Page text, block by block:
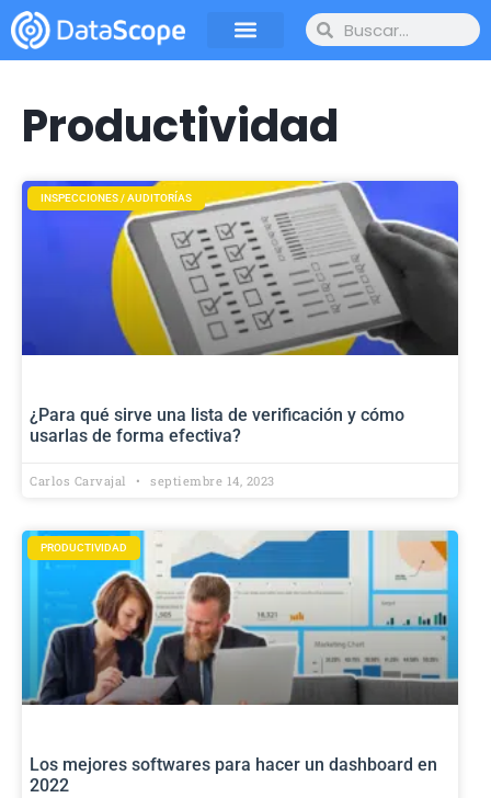
Productividad
INSPECCIONES / AUDITORÍAS
¿Para qué sirve una lista de verificación y cómo
usarlas de forma efectiva?
Carlos Carvajal septiembre 14, 2023
PRODUCTIVIDAD
Los mejores softwares para hacer un dashboard en
2022